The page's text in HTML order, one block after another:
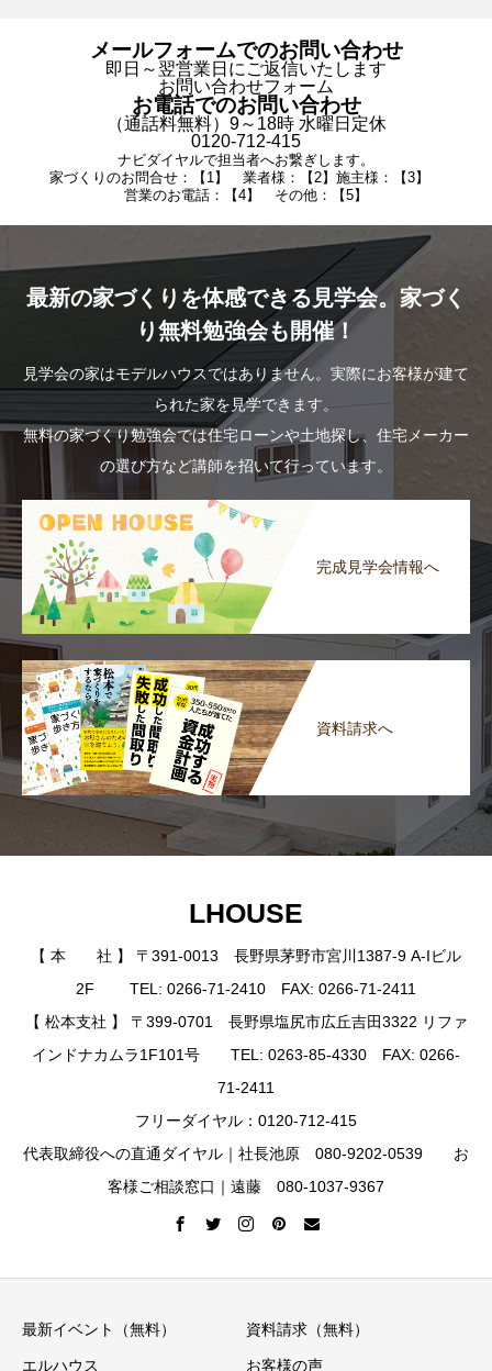
メールフォームでのお問い合わせ
即日～翌営業日にご返信いたします
お問い合わせフォーム
お電話でのお問い合わせ
（通話料無料）9～18時 水曜日定休
0120-712-415
ナビダイヤルで担当者へお繋ぎします。
家づくりのお問合せ：【1】 業者様：【2】施主様：【3】
営業のお電話：【4】 その他：【5】
最新の家づくりを体感できる見学会。家づく
り無料勉強会も開催！
見学会の家はモデルハウスではありません。実際にお客様が建て
られた家を見学できます。
無料の家づくり勉強会では住宅ローンや土地探し、住宅メーカー
の選び方など講師を招いて行っています。
完成見学会情報へ
資料請求へ
LHOUSE
【 本 社 】 〒391-0013 長野県茅野市宮川1387-9 A-Iビル
2F TEL: 0266-71-2410 FAX: 0266-71-2411
【 松本支社 】 〒399-0701 長野県塩尻市広丘吉田3322 リファ
インドナカムラ1F101号 TEL: 0263-85-4330 FAX: 0266-
71-2411
フリーダイヤル：0120-712-415
代表取締役への直通ダイヤル｜社長池原 080-9202-0539 お
客様ご相談窓口｜遠藤 080-1037-9367
最新イベント（無料） 資料請求（無料）
エルハウス お客様の声